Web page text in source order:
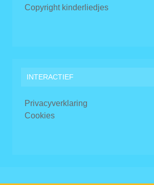
Copyright kinderliedjes
INTERACTIEF
Privacyverklaring
Cookies